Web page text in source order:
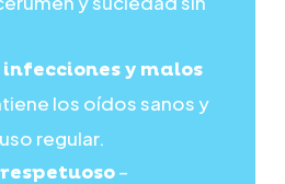
y malos
los oídos sanos y
regular.
–